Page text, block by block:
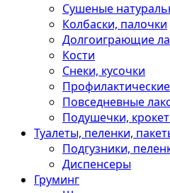
Сушеные
Колбаски, палочки
Долгоиграющие
Кости
Снеки, кусочки
Повседневные
Подушечки,
Туалеты, пеленки,
Подгузники,
Диспенсеры
Груминг